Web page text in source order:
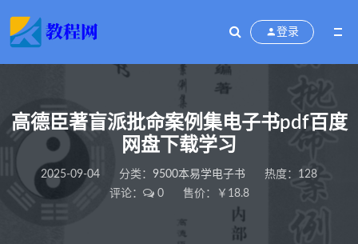
登录
高德臣著盲派批命案例集电子书pdf百度
网盘下载学习
2025-09-04 分类： 9500本易学电子书
热度：128
评论：
0 售价：￥18.8